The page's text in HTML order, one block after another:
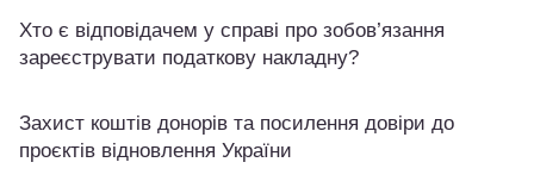
Хто є відповідачем у справі про зобов’язання
зареєструвати податкову накладну?
Захист коштів донорів та посилення довіри до
проєктів відновлення України